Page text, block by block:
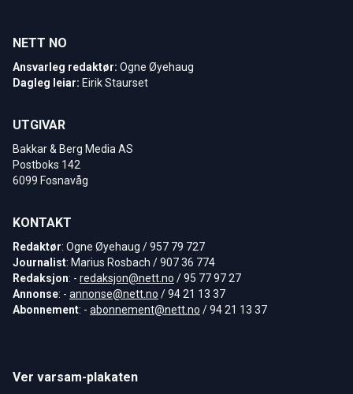
NETT NO
Ansvarleg redaktør: Ogne Øyehaug
Dagleg leiar: Eirik Staurset
UTGIVAR
Bakkar & Berg Media AS
Postboks 142
6099 Fosnavåg
KONTAKT
Redaktør: Ogne Øyehaug / 957 79 727
Journalist: Marius Rosbach / 907 36 774
Redaksjon: - redaksjon@nett.no / 95 77 97 27
Annonse: - annonse@nett.no / 94 21 13 37
Abonnement: - abonnement@nett.no / 94 21 13 37
Ver varsam-plakaten